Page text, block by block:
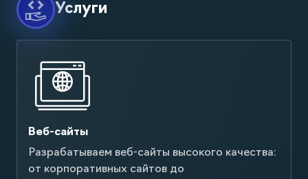
Услуги
Веб-сайты
Разрабатываем веб-сайты высокого качества:
от корпоративных сайтов до